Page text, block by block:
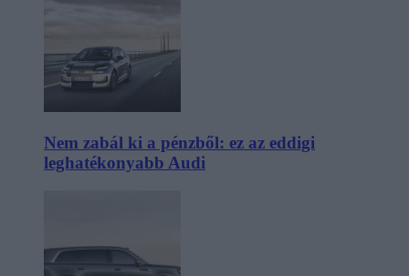
Nem zabál ki a pénzből: ez az eddigi
leghatékonyabb Audi